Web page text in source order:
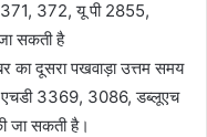
372, यू पी 2855,
सकती है
का दूसरा पखवाड़ा उत्तम समय
3369, 3086, डब्लूएच
जा सकती है।